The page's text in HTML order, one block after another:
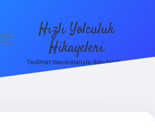
menüyü
Hızlı Yolculuk
Hikayeleri
Teslimat maceralarıyla dolu bilgiler!